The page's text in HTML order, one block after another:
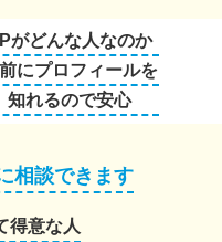
がどんな人なのか
にプロフィールを
知れるので安心
相談できます
得意な人